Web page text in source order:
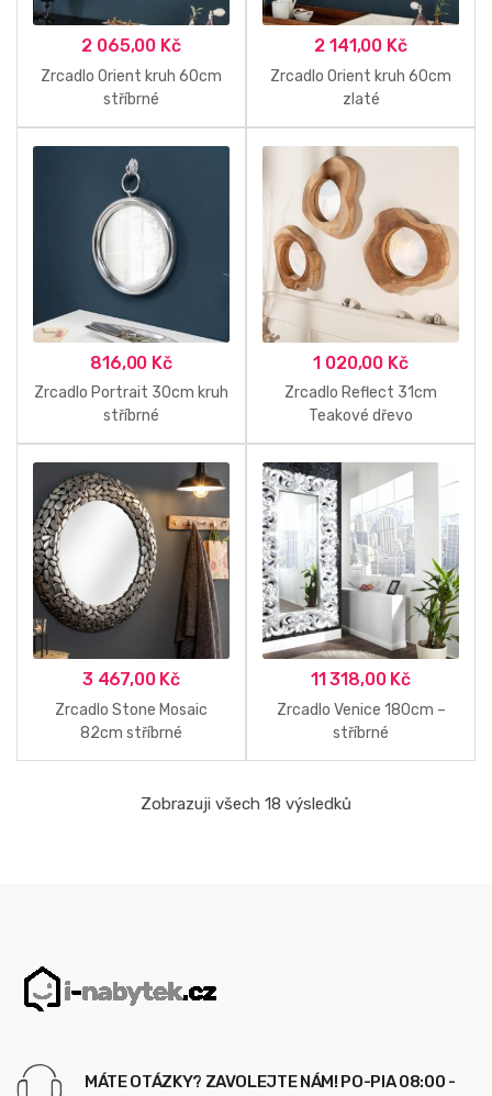
2 065,00 Kč
Zrcadlo Orient kruh 60cm
stříbrné
2 141,00 Kč
Zrcadlo Orient kruh 60cm
zlaté
816,00 Kč
Zrcadlo Portrait 30cm kruh
stříbrné
1 020,00 Kč
Zrcadlo Reflect 31cm
Teakové dřevo
3 467,00 Kč
Zrcadlo Stone Mosaic
82cm stříbrné
11 318,00 Kč
Zrcadlo Venice 180cm –
stříbrné
Zobrazuji všech 18 výsledků
MÁTE OTÁZKY? ZAVOLEJTE NÁM! PO-PIA 08:00 -